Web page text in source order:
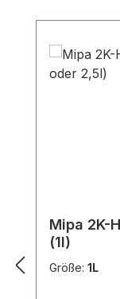
Mipa 2K-
(1l)
Größe: 1L